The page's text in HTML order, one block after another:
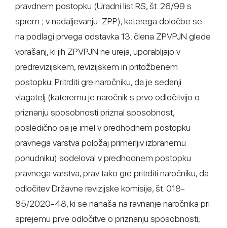
pravdnem postopku (Uradni list RS, št. 26/99 s
sprem.; v nadaljevanju: ZPP), katerega določbe se
na podlagi prvega odstavka 13. člena ZPVPJN glede
vprašanj, ki jih ZPVPJN ne ureja, uporabljajo v
predrevizijskem, revizijskem in pritožbenem
postopku. Pritrditi gre naročniku, da je sedanji
vlagatelj (kateremu je naročnik s prvo odločitvijo o
priznanju sposobnosti priznal sposobnost,
posledično pa je imel v predhodnem postopku
pravnega varstva položaj primerljiv izbranemu
ponudniku) sodeloval v predhodnem postopku
pravnega varstva, prav tako gre pritrditi naročniku, da
odločitev Državne revizijske komisije, št. 018-
85/2020-48, ki se nanaša na ravnanje naročnika pri
sprejemu prve odločitve o priznanju sposobnosti,